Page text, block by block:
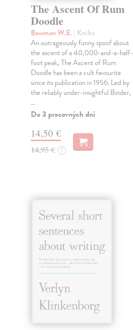
The Ascent Of Rum
Doodle
Bowman W.E. | Kniha
An outrageously funny spoof about
the ascent of a 40,000-and-a-half-
foot peak, The Ascent of Rum
Doodle has been a cult favourite
since its publication in 1956. Led by
the reliably under-insightful Binder,
…
Do 3 pracovných dní
14,50 €
14,95 € ?